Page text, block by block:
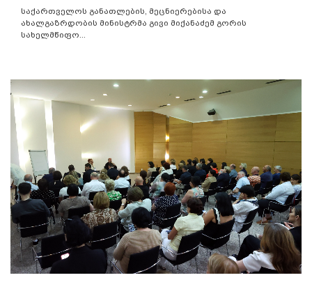
საქართველოს განათლების, მეცნიერებისა და
ახალგაზრდობის მინისტრმა გივი მიქანაძემ გორის
სახელმწიფო...